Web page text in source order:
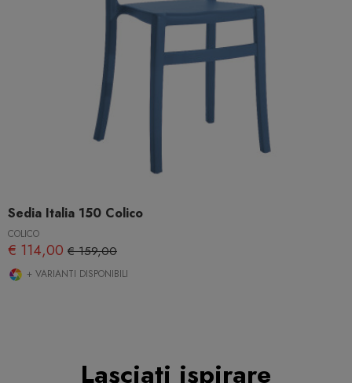
Sedia Italia 150 Colico
COLICO
€ 114,00 € 159,00
+ VARIANTI DISPONIBILI
Lasciati ispirare